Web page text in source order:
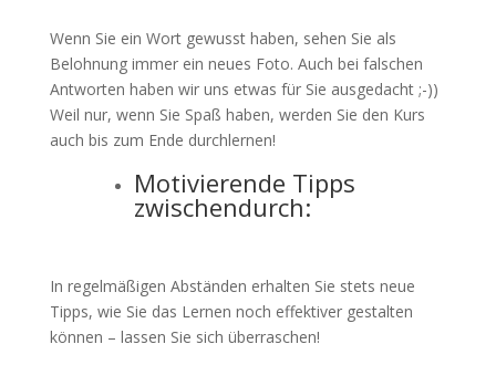
Wenn Sie ein Wort gewusst haben, sehen Sie als
Belohnung immer ein neues Foto. Auch bei falschen
Antworten haben wir uns etwas für Sie ausgedacht ;-))
Weil nur, wenn Sie Spaß haben, werden Sie den Kurs
auch bis zum Ende durchlernen!
Motivierende Tipps
zwischendurch:
In regelmäßigen Abständen erhalten Sie stets neue
Tipps, wie Sie das Lernen noch effektiver gestalten
können – lassen Sie sich überraschen!